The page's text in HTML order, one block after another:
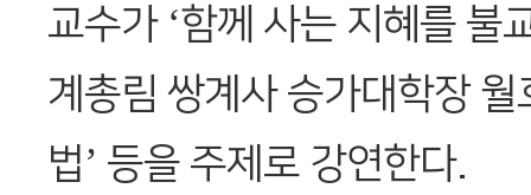
교수가 ‘함께 사는 지혜를 불
계총림 쌍계사 승가대학장 월
법’ 등을 주제로 강연한다.